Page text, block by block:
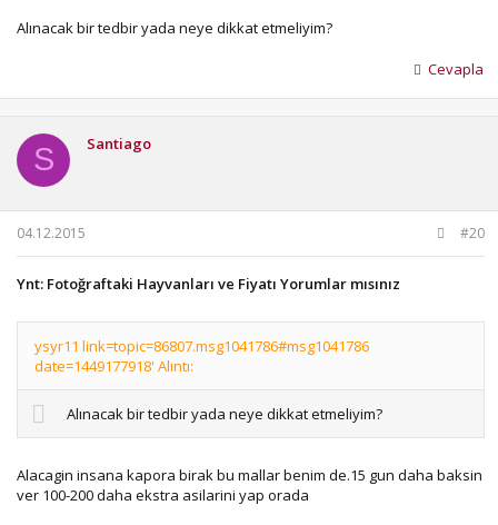
Alınacak bir tedbir yada neye dikkat etmeliyim?
Cevapla
S Santiago
04.12.2015 #20
Ynt: Fotoğraftaki Hayvanları ve Fiyatı Yorumlar mısınız
ysyr11 link=topic=86807.msg1041786#msg1041786
date=1449177918' Alıntı:
Alınacak bir tedbir yada neye dikkat etmeliyim?
Alacagin insana kapora birak bu mallar benim de.15 gun daha baksin
ver 100-200 daha ekstra asilarini yap orada